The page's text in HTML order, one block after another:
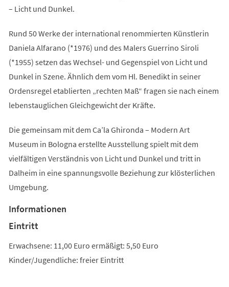
– Licht und Dunkel.
Rund 50 Werke der international renommierten Künstlerin
Daniela Alfarano (*1976) und des Malers Guerrino Siroli
(*1955) setzen das Wechsel- und Gegenspiel von Licht und
Dunkel in Szene. Ähnlich dem vom Hl. Benedikt in seiner
Ordensregel etablierten „rechten Maß“ fragen sie nach einem
lebenstauglichen Gleichgewicht der Kräfte.
Die gemeinsam mit dem Ca’la Ghironda – Modern Art
Museum in Bologna erstellte Ausstellung spielt mit dem
vielfältigen Verständnis von Licht und Dunkel und tritt in
Dalheim in eine spannungsvolle Beziehung zur klösterlichen
Umgebung.
Informationen
Eintritt
Erwachsene: 11,00 Euro ermäßigt: 5,50 Euro
Kinder/Jugendliche: freier Eintritt